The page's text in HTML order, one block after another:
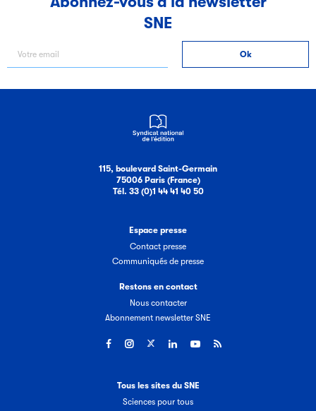
SNE
115, boulevard Saint-Germain
75006 Paris (France)
Tél. 33 (0)1 44 41 40 50
Espace presse
Contact presse
Communiqués de presse
Restons en contact
Nous contacter
Abonnement newsletter SNE
Tous les sites du SNE
Sciences pour tous
Filéas